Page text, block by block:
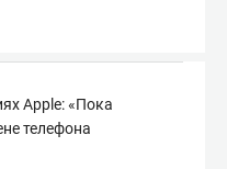
Apple: «Пока
телефона